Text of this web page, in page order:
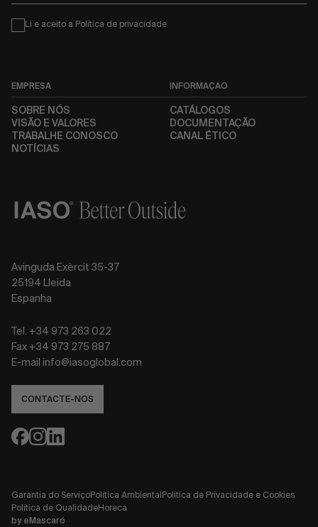
Condiciones
Li e aceito a Política de privacidade
EMPRESA
SOBRE NÓS
VISÃO E VALORES
TRABALHE CONOSCO
NOTÍCIAS
INFORMAÇÃO
CATÁLOGOS
DOCUMENTAÇÃO
CANAL ÉTICO
Avinguda Exèrcit 35-37
25194 Lleida
Espanha
Tel. +34 973 263 022
Fax +34 973 275 887
E-mail info@iasoglobal.com
CONTACTE-NOS
Garantia do ServiçoPolítica Ambiental Política de Privacidade e Cookies
Política de QualidadeHoreca
by eMascaró